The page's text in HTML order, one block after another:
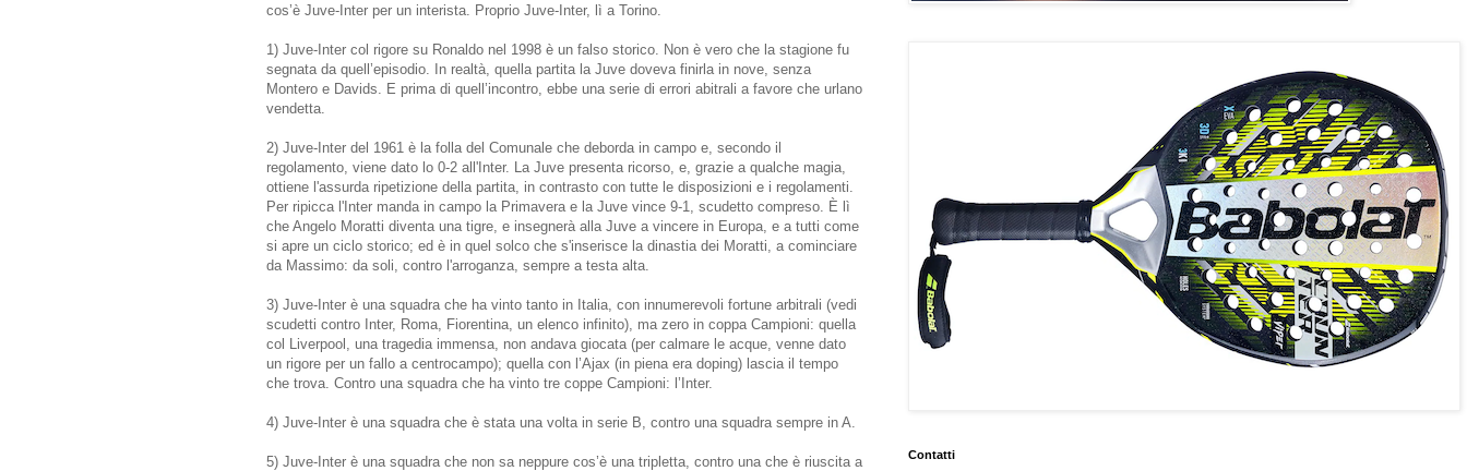
cos’è Juve-Inter per un interista. Proprio Juve-Inter, lì a Torino.
1) Juve-Inter col rigore su Ronaldo nel 1998 è un falso storico. Non è vero che la stagione fu
segnata da quell’episodio. In realtà, quella partita la Juve doveva finirla in nove, senza
Montero e Davids. E prima di quell’incontro, ebbe una serie di errori abitrali a favore che urlano
vendetta.
2) Juve-Inter del 1961 è la folla del Comunale che deborda in campo e, secondo il
regolamento, viene dato lo 0-2 all'Inter. La Juve presenta ricorso, e, grazie a qualche magia,
ottiene l'assurda ripetizione della partita, in contrasto con tutte le disposizioni e i regolamenti.
Per ripicca l'Inter manda in campo la Primavera e la Juve vince 9-1, scudetto compreso. È lì
che Angelo Moratti diventa una tigre, e insegnerà alla Juve a vincere in Europa, e a tutti come
si apre un ciclo storico; ed è in quel solco che s'inserisce la dinastia dei Moratti, a cominciare
da Massimo: da soli, contro l'arroganza, sempre a testa alta.
3) Juve-Inter è una squadra che ha vinto tanto in Italia, con innumerevoli fortune arbitrali (vedi
scudetti contro Inter, Roma, Fiorentina, un elenco infinito), ma zero in coppa Campioni: quella
col Liverpool, una tragedia immensa, non andava giocata (per calmare le acque, venne dato
un rigore per un fallo a centrocampo); quella con l’Ajax (in piena era doping) lascia il tempo
che trova. Contro una squadra che ha vinto tre coppe Campioni: l’Inter.
4) Juve-Inter è una squadra che è stata una volta in serie B, contro una squadra sempre in A.
5) Juve-Inter è una squadra che non sa neppure cos’è una tripletta, contro una che è riuscita a
Contatti